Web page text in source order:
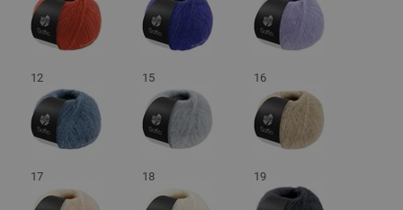
12 15 16
17 18 19